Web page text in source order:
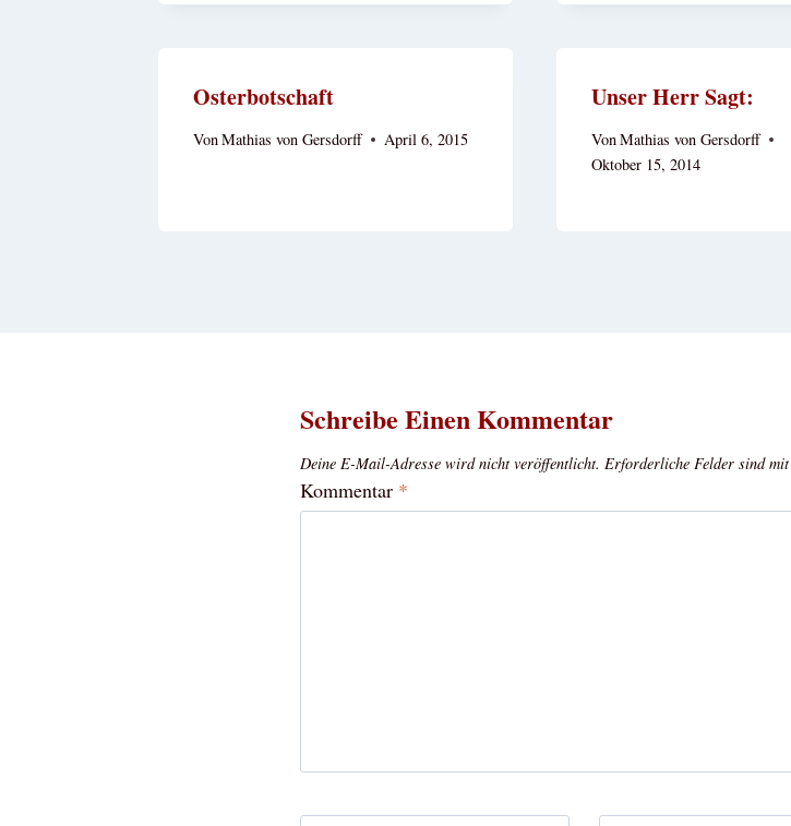
Osterbotschaft
VonMathias von Gersdorff April 6, 2015
Unser Herr Sagt:
VonMathias von Gersdorff
Oktober 15, 2014
Schreibe Einen Kommentar
Deine E-Mail-Adresse wird nicht veröffentlicht. Erforderliche Felder sind mit
Kommentar *